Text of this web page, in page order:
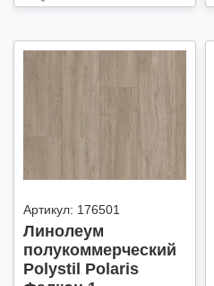
Артикул: 176501
Линолеум
полукоммерческий
Polystil Polaris